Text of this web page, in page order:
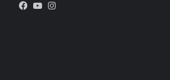
Facebook
YouTube